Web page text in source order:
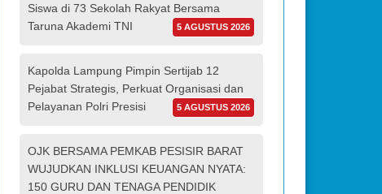
Siswa di 73 Sekolah Rakyat Bersama
Taruna Akademi TNI
5 AGUSTUS 2026
Kapolda Lampung Pimpin Sertijab 12
Pejabat Strategis, Perkuat Organisasi dan
Pelayanan Polri Presisi
5 AGUSTUS 2026
OJK BERSAMA PEMKAB PESISIR BARAT
WUJUDKAN INKLUSI KEUANGAN NYATA:
150 GURU DAN TENAGA PENDIDIK